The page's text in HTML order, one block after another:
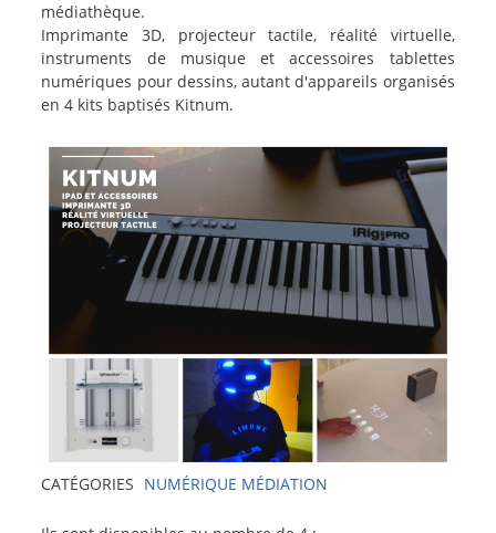
médiathèque.
Imprimante 3D, projecteur tactile, réalité virtuelle,
instruments de musique et accessoires tablettes
numériques pour dessins, autant d'appareils organisés
en 4 kits baptisés Kitnum.
Image
CATÉGORIES NUMÉRIQUE MÉDIATION